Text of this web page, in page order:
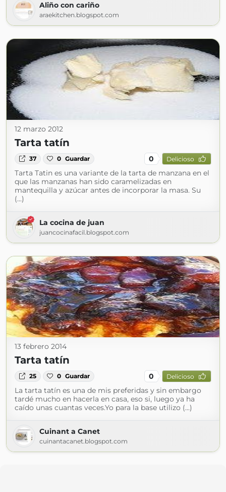
Aliño con cariño
araekitchen.blogspot.com
12 marzo 2012
Tarta tatín
37 0 Guardar 0 Delicioso
Tarta Tatin es una variante de la tarta de manzana en el
que las manzanas han sido caramelizadas en
mantequilla y azúcar antes de incorporar la masa. Su
(...)
La cocina de juan
juancocinafacil.blogspot.com
13 febrero 2014
Tarta tatín
25 0 Guardar 0 Delicioso
La tarta tatín es una de mis preferidas y sin embargo
tardé mucho en hacerla en casa, eso si, luego ya ha
caído unas cuantas veces.Yo para la base utilizo (...)
Cuinant a Canet
cuinantacanet.blogspot.com